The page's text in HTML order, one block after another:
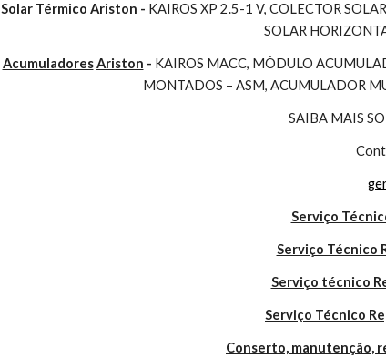
Solar Térmico Ariston - KAIROS XP 2.5-1 V, COLECTOR
SOLAR
Acumuladores Ariston - KAIROS MACC, MÓDULO
MONTADOS – ASM, ACUMULADOR
SAIBA MAIS
Serviço
Serviço Técnico
Serviço técnico
Serviço Técnico
Conserto, manutenção,